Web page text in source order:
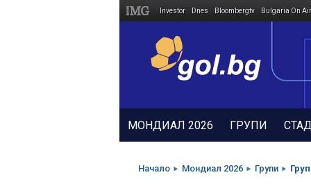
Investor Dnes Bloombergtv Bulgaria On Air
МОНДИАЛ 2026 ГРУПИ
Начало Мондиал 2026 Групи